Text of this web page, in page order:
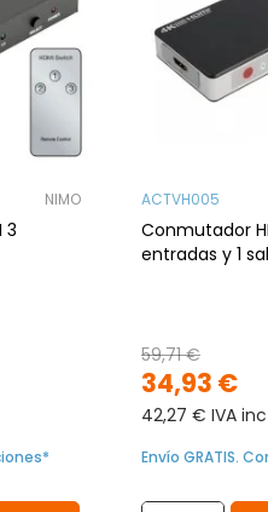
NIMO
3
ACTVH005
Conmutador
entradas y 1
34,93 €
59,71 €
42,27 € IVA inc
Envío GRATIS.